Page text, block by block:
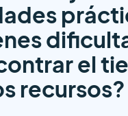
el
recursos?